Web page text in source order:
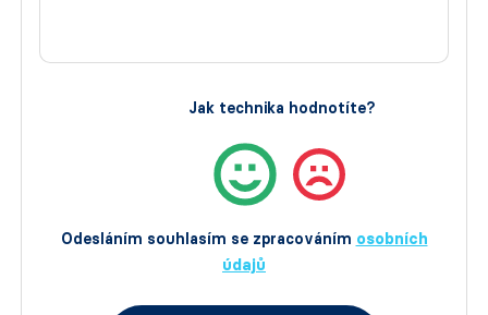
Odesláním souhlasím se zpracováním osobních
údajů
Jak technika hodnotíte?